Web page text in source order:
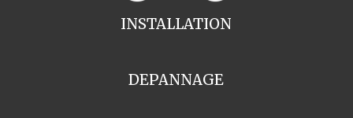
INSTALLATION
DEPANNAGE